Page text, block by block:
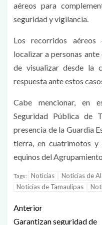
aéreos para
seguridad y vigilancia.
Los recorridos
localizar a personas
de visualizar desde la
respuesta ante estos
Cabe mencionar, en
Seguridad Pública de
presencia de la Guardia
tierra, en cuatrimotos
equinos del
Tags: Noticias Noticias de
Noticias de Tamaulipas
Anterior
Garantizan seguridad de